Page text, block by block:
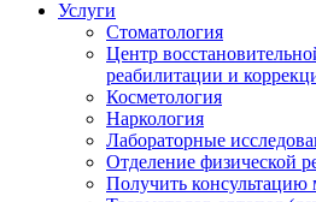
Услуги
Стоматология
Центр
реабилитации и
Косметология
Наркология
Лабораторные
Отделение физической
Получить консультацию